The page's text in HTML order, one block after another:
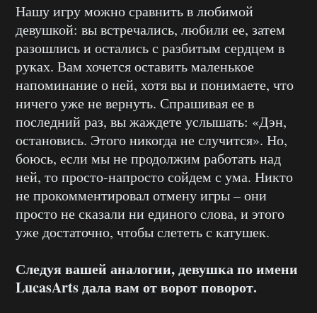
Нашу игру можно сравнить в любимой
девушкой: вы встречались, любили ее, затем
разошлись и остались с разбитым сердцем в
руках. Вам хочется оставить маленькое
напоминание о ней, хотя вы и понимаете, что
ничего уже не вернуть. Спрашивая ее в
последний раз, вы жаждете услышать: «Дэн,
остановись. Этого никогда не случится». Но,
боюсь, если мы не продолжим работать над
ней, то просто-напросто сойдем с ума. Никто
не прокомментировал отмену игры – они
просто не сказали ни единого слова, и этого
уже достаточно, чтобы слететь с катушек.
Следуя вашей аналогии, девушка по имени
LucasArts дала вам от ворот поворот.